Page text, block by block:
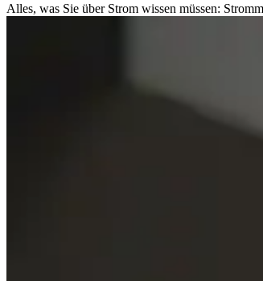
Alles, was Sie über Strom wissen müssen: